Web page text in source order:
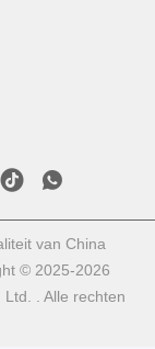
van China
© 2025-2026
. Alle rechten